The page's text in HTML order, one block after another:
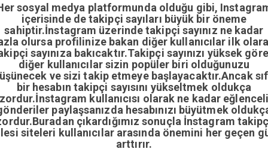
sosyal medya platformunda olduğu gibi,
içerisinde de takipçi sayıları büyük bir öneme
sahiptir.İnstagram üzerinde takipçi sayınız ne kadar
olursa profilinize bakan diğer kullanıcılar ilk
sayınıza bakıcaktır.Takipçi sayınızı yüksek
diğer kullanıcılar sizin popüler biri olduğunuzu
ve sizi takip etmeye başlayacaktır.Ancak
bir hesabın takipçi sayısını yükseltmek oldukça
kullanıcısı olarak ne kadar
paylaşsanızda hesabınızı büyütmek
çıkardığımız sonuçla İnstagram
siteleri kullanıcılar arasında önemini her geçen
arttırır.